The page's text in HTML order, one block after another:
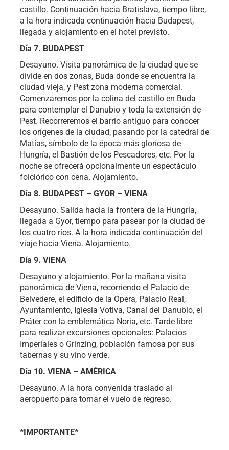
castillo. Continuación hacia Bratislava, tiempo libre,
a la hora indicada continuación hacia Budapest,
llegada y alojamiento en el hotel previsto.
Día 7. BUDAPEST
Desayuno. Visita panorámica de la ciudad que se
divide en dos zonas, Buda donde se encuentra la
ciudad vieja, y Pest zona moderna comercial.
Comenzaremos por la colina del castillo en Buda
para contemplar el Danubio y toda la extensión de
Pest. Recorreremos el barrio antiguo para conocer
los orígenes de la ciudad, pasando por la catedral de
Matías, símbolo de la época más gloriosa de
Hungría, el Bastión de los Pescadores, etc. Por la
noche se ofrecerá opcionalmente un espectáculo
folclórico con cena. Alojamiento.
Día 8. BUDAPEST – GYOR – VIENA
Desayuno. Salida hacia la frontera de la Hungría,
llegada a Gyor, tiempo para pasear por la ciudad de
los cuatro ríos. A la hora indicada continuación del
viaje hacia Viena. Alojamiento.
Día 9. VIENA
Desayuno y alojamiento. Por la mañana visita
panorámica de Viena, recorriendo el Palacio de
Belvedere, el edificio de la Opera, Palacio Real,
Ayuntamiento, Iglesia Votiva, Canal del Danubio, el
Práter con la emblemática Noria, etc. Tarde libre
para realizar excursiones opcionales: Palacios
Imperiales o Grinzing, población famosa por sus
tabernas y su vino verde.
Día 10. VIENA – AMÉRICA
Desayuno. A la hora convenida traslado al
aeropuerto para tomar el vuelo de regreso.
*IMPORTANTE*